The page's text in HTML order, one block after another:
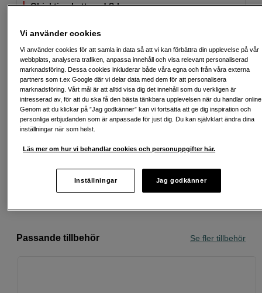
Objektivrabatt med S-kamera
upp till 5 400 kr rabatt på utvalda S-objektiv.
ihop med en Panasonic S-kamera. Läs mer på
kampanjsidan. Kampanjen gäller t.o.m. den 17:e
augusti.
Personlig service och expertrådgivning
Passande tillbehör Se fler tillbehör
Vi använder cookies
Vi använder cookies för att samla in data så att vi kan förbättra din upplevelse på vår
webbplats, analysera trafiken, anpassa innehåll och visa relevant personaliserad
marknadsföring. Dessa cookies inkluderar både våra egna och från våra externa
partners som t.ex Google där vi delar data med dem för att personalisera
marknadsföring. Vårt mål är att alltid visa dig det innehåll som du verkligen är
intresserad av, för att du ska få den bästa tänkbara upplevelsen när du handlar
Genom att du klickar på ”Jag godkänner” kan vi fortsätta att ge dig inspiration och
personliga erbjudanden som är anpassade för just dig. Du kan självklart ändra dina
inställningar när som helst.
Läs mer om hur vi behandlar cookies och personuppgifter här.
Inställningar Jag godkänner